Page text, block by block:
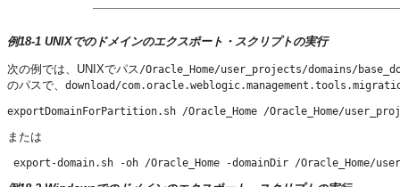
例18-1 UNIXでのドメインのエクスポート・スクリプトの実行
次の例では、UNIXでパス /Oracle_Home/user_projects/domains/
のパスで、 download/
または
export-domain.sh -oh /Oracle_Home -domainDir /Oracle_Home/